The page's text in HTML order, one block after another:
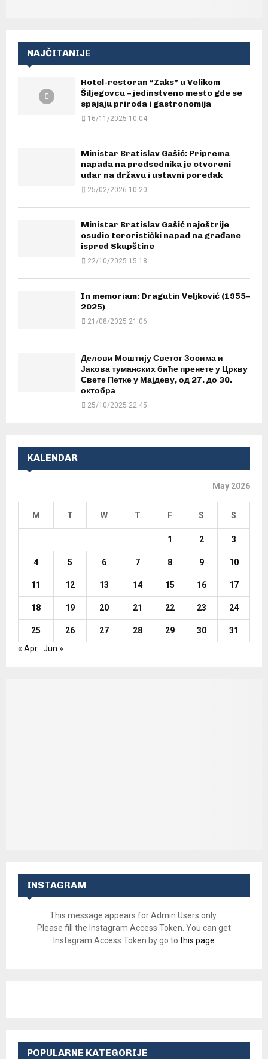
NAJČITANIJE
Hotel-restoran “Zaks” u Velikom
Šiljegovcu – jedinstveno mesto gde se
spajaju priroda i gastronomija
16/11/2025 10:04
Ministar Bratislav Gašić: Priprema
napada na predsednika je otvoreni
udar na državu i ustavni poredak
25/02/2026 10:20
Ministar Bratislav Gašić najoštrije
osudio teroristički napad na građane
ispred Skupštine
22/10/2025 15:18
In memoriam: Dragutin Veljković (1955–
2025)
21/08/2025 21:06
Делови Моштију Светог Зосима и
Јакова туманских биће пренете у Цркву
Свете Петке у Мајдеву, од 27. до 30.
октобра
25/10/2025 22:45
KALENDAR
May 2026
M T W T F S S
1 2 3
4 5 6 7 8 9 10
11 12 13 14 15 16 17
18 19 20 21 22 23 24
25 26 27 28 29 30
31
« Apr Jun »
INSTAGRAM
This message appears for Admin Users only:
Please fill the Instagram Access Token. You can get
Instagram Access Token by go to this page
POPULARNE KATEGORIJE